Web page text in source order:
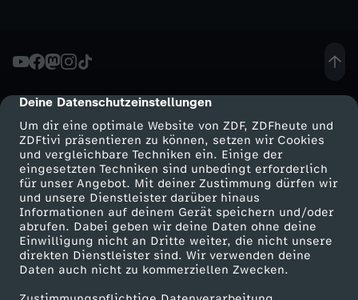
cmp-dialog-description
Deine Datenschutzeinstellungen
Um dir eine optimale Website von ZDF, ZDFheute und
ZDFtivi präsentieren zu können, setzen wir Cookies
und vergleichbare Techniken ein. Einige der
eingesetzten Techniken sind unbedingt erforderlich
für unser Angebot. Mit deiner Zustimmung dürfen wir
und unsere Dienstleister darüber hinaus
Informationen auf deinem Gerät speichern und/oder
abrufen. Dabei geben wir deine Daten ohne deine
Einwilligung nicht an Dritte weiter, die nicht unsere
direkten Dienstleister sind. Wir verwenden deine
Daten auch nicht zu kommerziellen Zwecken.
G
r
ü
n
e
n
Mehr ZDF
ZDF-Apps
Smart TV
ZDFtext
Service
ZDFmitreden
Kontakt zum ZDF
Tickets